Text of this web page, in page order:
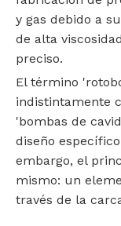
y gas debido a
de alta
preciso.
El término
indistintamente
'bombas de
diseño
embargo, el
mismo: un
través de la